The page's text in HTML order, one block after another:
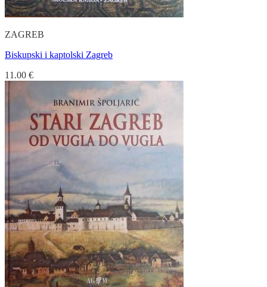
ZAGREB
Biskupski i kaptolski Zagreb
11.00 €